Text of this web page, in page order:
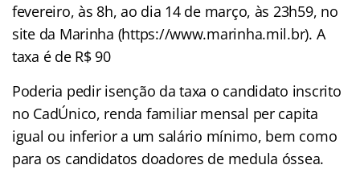
fevereiro, às 8h, ao dia 14 de março, às 23h59, no
site da Marinha (https://www.marinha.mil.br). A
taxa é de R$ 90
Poderia pedir isenção da taxa o candidato inscrito
no CadÚnico, renda familiar mensal per capita
igual ou inferior a um salário mínimo, bem como
para os candidatos doadores de medula óssea.